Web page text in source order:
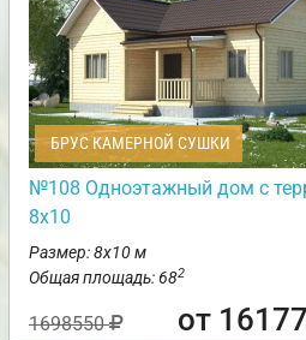
БРУС КАМЕРНОЙ СУШКИ
№108 Одноэтажный дом с
8х10
Размер: 8х10 м
Общая площадь: 682
1698550 от